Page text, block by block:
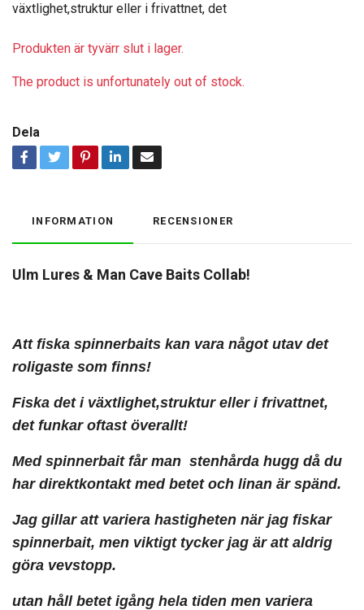
växtlighet,struktur eller i frivattnet, det
Produkten är tyvärr slut i lager.
The product is unfortunately out of stock.
Dela
INFORMATION RECENSIONER
Ulm Lures & Man Cave Baits Collab!
Att fiska spinnerbaits kan vara något utav det
roligaste som finns!
Fiska det i växtlighet,struktur eller i frivattnet,
det funkar oftast överallt!
Med spinnerbait får man stenhårda hugg då du
har direktkontakt med betet och linan är spänd.
Jag gillar att variera hastigheten när jag fiskar
spinnerbait, men viktigt tycker jag är att aldrig
göra vevstopp.
utan håll betet igång hela tiden men variera